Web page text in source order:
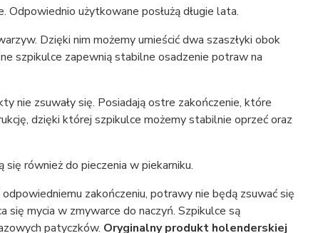
użytkowane posłużą długie lata.
Dzięki nim możemy umieścić dwa szaszłyki obok
szpikulce zapewnią stabilne osadzenie potraw na
nie zsuwały się. Posiadają ostre zakończenie, które
dzięki której szpikulce możemy stabilnie oprzeć oraz
również do pieczenia w piekarniku.
zakończeniu, potrawy nie będą zsuwać się
mycia w zmywarce do naczyń. Szpikulce są
patyczków. Oryginalny produkt holenderskiej